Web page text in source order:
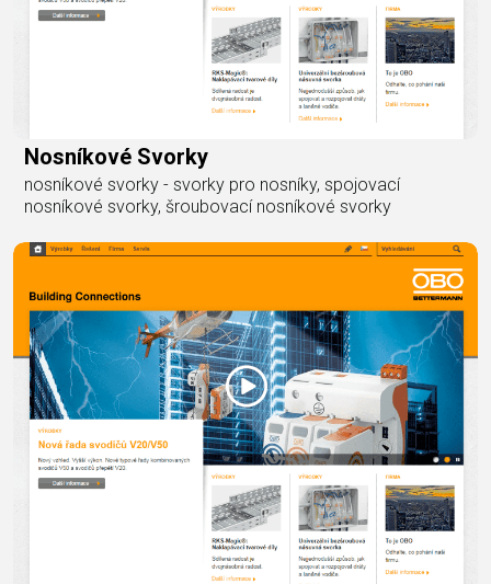
Nosníkové Svorky
nosníkové svorky - svorky pro nosníky, spojovací
nosníkové svorky, šroubovací nosníkové svorky